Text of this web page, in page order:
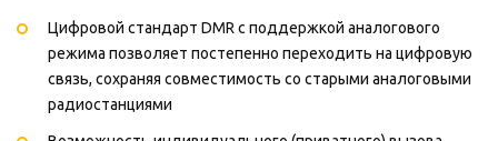
Цифровой стандарт DMR с поддержкой аналогового
режима позволяет постепенно переходить на цифровую
связь, сохраняя совместимость со старыми аналоговыми
радиостанциями